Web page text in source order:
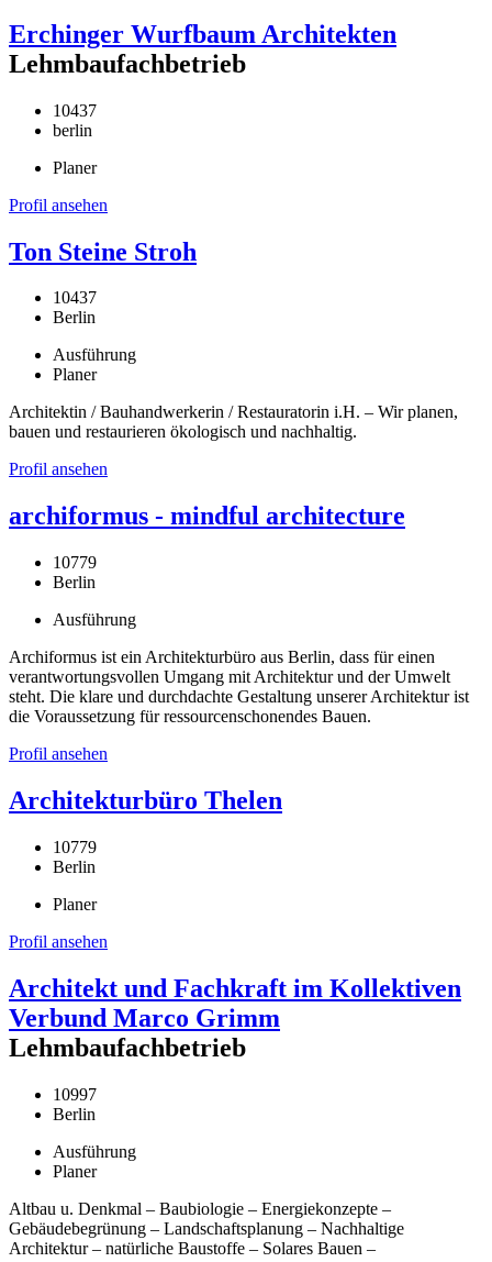
Erchinger Wurfbaum Architekten
Lehmbaufachbetrieb
10437
berlin
Planer
Profil ansehen
Ton Steine Stroh
10437
Berlin
Ausführung
Planer
Architektin / Bauhandwerkerin / Restauratorin i.H. – Wir planen,
bauen und restaurieren ökologisch und nachhaltig.
Profil ansehen
archiformus - mindful architecture
10779
Berlin
Ausführung
Archiformus ist ein Architekturbüro aus Berlin, dass für einen
verantwortungsvollen Umgang mit Architektur und der Umwelt
steht. Die klare und durchdachte Gestaltung unserer Architektur ist
die Voraussetzung für ressourcenschonendes Bauen.
Profil ansehen
Architekturbüro Thelen
10779
Berlin
Planer
Profil ansehen
Architekt und Fachkraft im Kollektiven
Verbund Marco Grimm
Lehmbaufachbetrieb
10997
Berlin
Ausführung
Planer
Altbau u. Denkmal – Baubiologie – Energiekonzepte –
Gebäudebegrünung – Landschaftsplanung – Nachhaltige
Architektur – natürliche Baustoffe – Solares Bauen –